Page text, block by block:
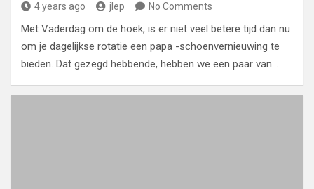
4 years ago jlep No Comments
Met Vaderdag om de hoek, is er niet veel betere tijd dan nu
om je dagelijkse rotatie een papa -schoenvernieuwing te
bieden. Dat gezegd hebbende, hebben we een paar van…